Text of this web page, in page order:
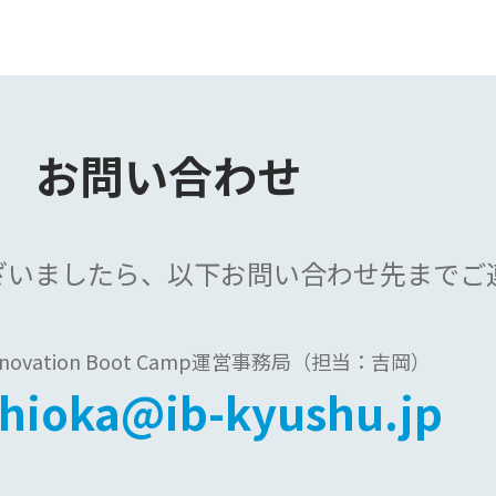
お問い合わせ
ましたら、 以下お問い合わせ先までご
Boot Camp運営事務局 （担当：吉岡）
kyushu.jp